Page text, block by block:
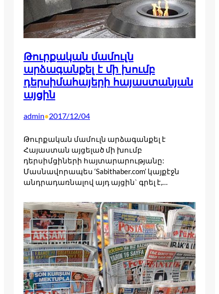
Թուրքական մամուլն
արձագանքել է մի խումբ
դերսիմահայերի հայաստանյան
այցին
admin•2017/12/04
Թուրքական մամուլն արձագանքել է
Հայաստան այցելած մի խումբ
դերսիմցիների հայտարարությանը:
Մասնավորապես ‘Sabithaber.com’ կայքէջն
անդրադառնալով այդ այցին` գրել է,…